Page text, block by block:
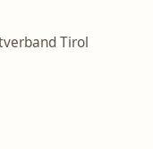
Tirol